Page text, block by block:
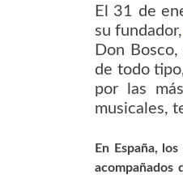
El 31 de
su fundador,
Don
de todo
por las
musicales,
En España,
acompañados